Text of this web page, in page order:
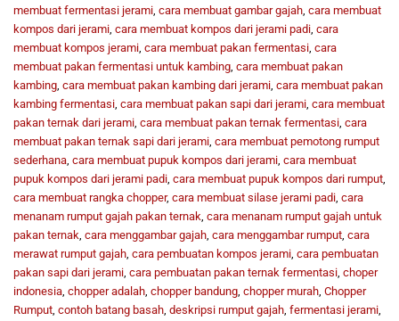
membuat fermentasi jerami, cara membuat gambar gajah, cara membuat
kompos dari jerami, cara membuat kompos dari jerami padi, cara
membuat kompos jerami, cara membuat pakan fermentasi, cara
membuat pakan fermentasi untuk kambing, cara membuat pakan
kambing, cara membuat pakan kambing dari jerami, cara membuat pakan
kambing fermentasi, cara membuat pakan sapi dari jerami, cara membuat
pakan ternak dari jerami, cara membuat pakan ternak fermentasi, cara
membuat pakan ternak sapi dari jerami, cara membuat pemotong rumput
sederhana, cara membuat pupuk kompos dari jerami, cara membuat
pupuk kompos dari jerami padi, cara membuat pupuk kompos dari rumput,
cara membuat rangka chopper, cara membuat silase jerami padi, cara
menanam rumput gajah pakan ternak, cara menanam rumput gajah untuk
pakan ternak, cara menggambar gajah, cara menggambar rumput, cara
merawat rumput gajah, cara pembuatan kompos jerami, cara pembuatan
pakan sapi dari jerami, cara pembuatan pakan ternak fermentasi, choper
indonesia, chopper adalah, chopper bandung, chopper murah, Chopper
Rumput, contoh batang basah, deskripsi rumput gajah, fermentasi jerami,